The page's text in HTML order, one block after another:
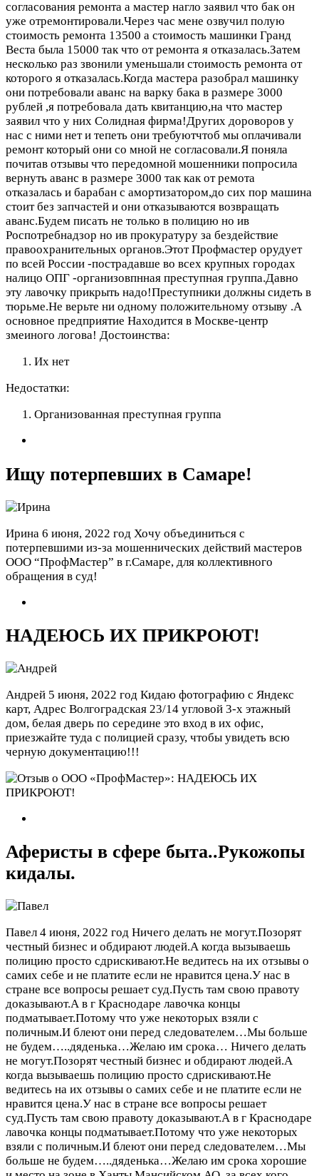
согласования ремонта а мастер нагло заявил что бак он
уже отремонтировали.Через час мене озвучил полую
стоимость ремонта 13500 а стоимость машинки Гранд
Веста была 15000 так что от ремонта я отказалась.Затем
несколько раз звонили уменьшали стоимость ремонта от
которого я отказалась.Когда мастера разобрал машинку
они потребовали аванс на варку бака в размере 3000
рублей ,я потребовала дать квитанцию,на что мастер
заявил что у них Солидная фирма!Других дороворов у
нас с ними нет и тепеть они требуютчтоб мы оплачивали
ремонт который они со мной не согласовали.Я поняла
почитав отзывы что передомной мошенники попросила
вернуть аванс в размере 3000 так как от ремота
отказалась и барабан с амортизатором,до сих пор машина
стоит без запчастей и они отказываются возвращать
аванс.Будем писать не только в полицию но ив
Роспотребнадзор но ив прокуратуру за бездействие
правоохранительных органов.Этот Профмастер орудует
по всей России -пострадавше во всех крупных городах
налицо ОПГ -организовпнная преступная группа.Давно
эту лавочку прикрыть надо!Преступники должны сидеть в
тюрьме.Не верьте ни одному положительному отзыву .А
основное предприятие Находится в Москве-центр
змеиного логова! Достоинства:
Их нет
Недостатки:
Организованная преступная группа
Ищу потерпевших в Самаре!
Ирина 6 июня, 2022 год Хочу объединиться с
потерпевшими из-за мошеннических действий мастеров
ООО “ПрофМастер” в г.Самаре, для коллективного
обращения в суд!
НАДЕЮСЬ ИХ ПРИКРОЮТ!
Андрей 5 июня, 2022 год Кидаю фотографию с Яндекс
карт, Адрес Волгоградская 23/14 угловой 3-х этажный
дом, белая дверь по середине это вход в их офис,
приезжайте туда с полицией сразу, чтобы увидеть всю
черную документацию!!!
Аферисты в сфере быта..Рукожопы
кидалы.
Павел 4 июня, 2022 год Ничего делать не могут.Позорят
честный бизнес и обдирают людей.А когда вызываешь
полицию просто сдрискивают.Не ведитесь на их отзывы о
самих себе и не платите если не нравится цена.У нас в
стране все вопросы решает суд.Пусть там свою правоту
доказывают.А в г Краснодаре лавочка концы
подматывает.Потому что уже некоторых взяли с
поличным.И блеют они перед следователем…Мы больше
не будем…..дяденька…Желаю им срока… Ничего делать
не могут.Позорят честный бизнес и обдирают людей.А
когда вызываешь полицию просто сдрискивают.Не
ведитесь на их отзывы о самих себе и не платите если не
нравится цена.У нас в стране все вопросы решает
суд.Пусть там свою правоту доказывают.А в г Краснодаре
лавочка концы подматывает.Потому что уже некоторых
взяли с поличным.И блеют они перед следователем…Мы
больше не будем…..дяденька…Желаю им срока хорошие